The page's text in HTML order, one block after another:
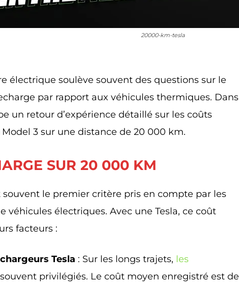
20000-km-tesla
électrique soulève souvent des questions sur le
par rapport aux véhicules thermiques. Dans
un retour d’expérience détaillé sur les coûts
Model 3 sur une distance de 20 000 km.
SUR 20 000 KM
souvent le premier critère pris en compte par les
véhicules électriques. Avec une Tesla, ce coût
facteurs :
Tesla : Sur les longs trajets, les
privilégiés. Le coût moyen enregistré est de